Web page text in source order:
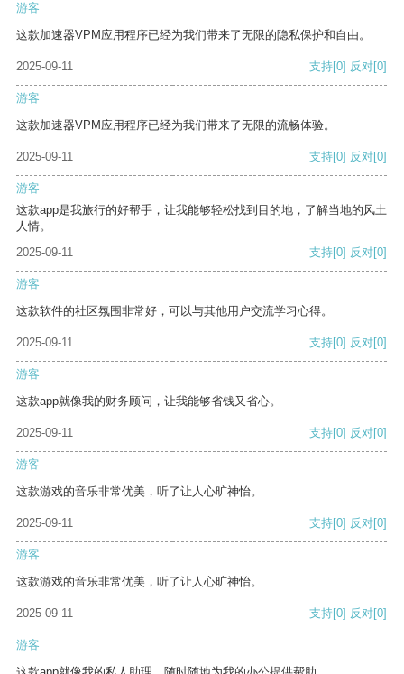
游客
这款加速器VPM应用程序已经为我们带来了无限的隐私保护和自由。
2025-09-11 支持[0] 反对[0]
游客
这款加速器VPM应用程序已经为我们带来了无限的流畅体验。
2025-09-11 支持[0] 反对[0]
游客
这款app是我旅行的好帮手，让我能够轻松找到目的地，了解当地的风土
人情。
2025-09-11
支持[0] 反对[0]
游客
这款软件的社区氛围非常好，可以与其他用户交流学习心得。
2025-09-11 支持[0] 反对[0]
游客
这款app就像我的财务顾问，让我能够省钱又省心。
2025-09-11 支持[0] 反对[0]
游客
这款游戏的音乐非常优美，听了让人心旷神怡。
2025-09-11 支持[0] 反对[0]
游客
这款游戏的音乐非常优美，听了让人心旷神怡。
2025-09-11 支持[0] 反对[0]
游客